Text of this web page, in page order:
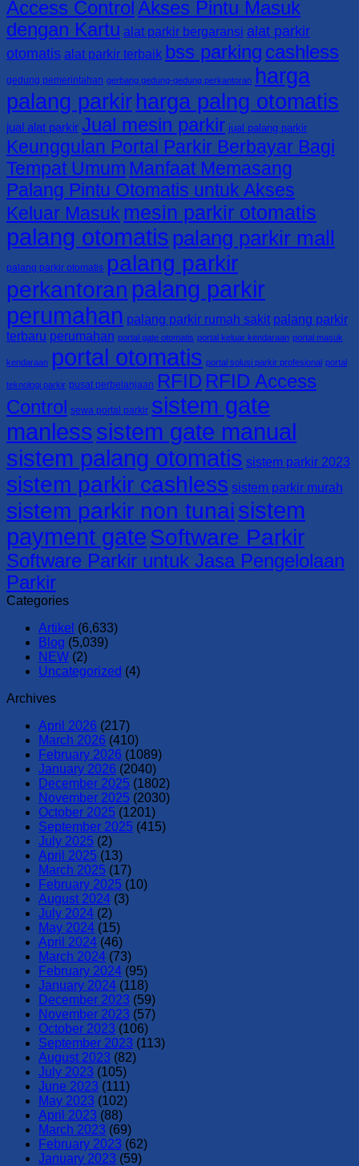
0813-
4161-
5165
KABUPATEN
SORONG
SELATAN
0821-
4405-
7125/
4161-
5165
Gate
–
BSS
Parking
|
KABUPATEN
SORONG
0821-
4405-
7125/
0813-
4161-
5165
Parkir,
Portal
Parkir,
dan
Barrier
Gate
BSS
Parking
|
KABUPATEN
RAJA
AMPAT
0821-
4405-
7125/
0813-
4161-
5165
Access ControlAkses Pintu Masuk
dengan Kartu alat parkir bergaransi alat parkir
otomatis alat parkir terbaik bss parking cashless
gedung pemerintahan gerbang gedung-gedung perkantoran harga
palang parkirharga palng otomatis
jual alat parkir Jual mesin parkir jual palang parkir
Keunggulan Portal Parkir Berbayar Bagi
Tempat Umum Manfaat Memasang
Palang Pintu Otomatis untuk Akses
Keluar Masuk mesin parkir otomatis
palang otomatis palang parkir mall
palang parkir otomatis palang parkir
perkantoran palang parkir
perumahan palang parkir rumah sakit palang parkir
terbaru perumahan portal gate otomatis portal keluar kendaraan portal masuk
kendaraan portal otomatis portal solusi parkir profesional portal
teknologi parkir pusat perbelanjaan RFID RFID Access
Control sewa portal parkir sistem gate
manlesssistem gate manual
sistem palang otomatis sistem parkir 2023
sistem parkir cashless sistem parkir murah
sistem parkir non tunaisistem
payment gateSoftware Parkir
Software Parkir untuk Jasa Pengelolaan
Parkir
Categories
Artikel (6,633)
Blog (5,039)
NEW (2)
Uncategorized (4)
Archives
April 2026 (217)
March 2026 (410)
February 2026 (1089)
January 2026 (2040)
December 2025 (1802)
November 2025 (2030)
October 2025 (1201)
September 2025 (415)
July 2025 (2)
April 2025 (13)
March 2025 (17)
February 2025 (10)
August 2024 (3)
July 2024 (2)
May 2024 (15)
April 2024 (46)
March 2024 (73)
February 2024 (95)
January 2024 (118)
December 2023 (59)
November 2023 (57)
October 2023 (106)
September 2023 (113)
August 2023 (82)
July 2023 (105)
June 2023 (111)
May 2023 (102)
April 2023 (88)
March 2023 (69)
February 2023 (62)
January 2023 (59)